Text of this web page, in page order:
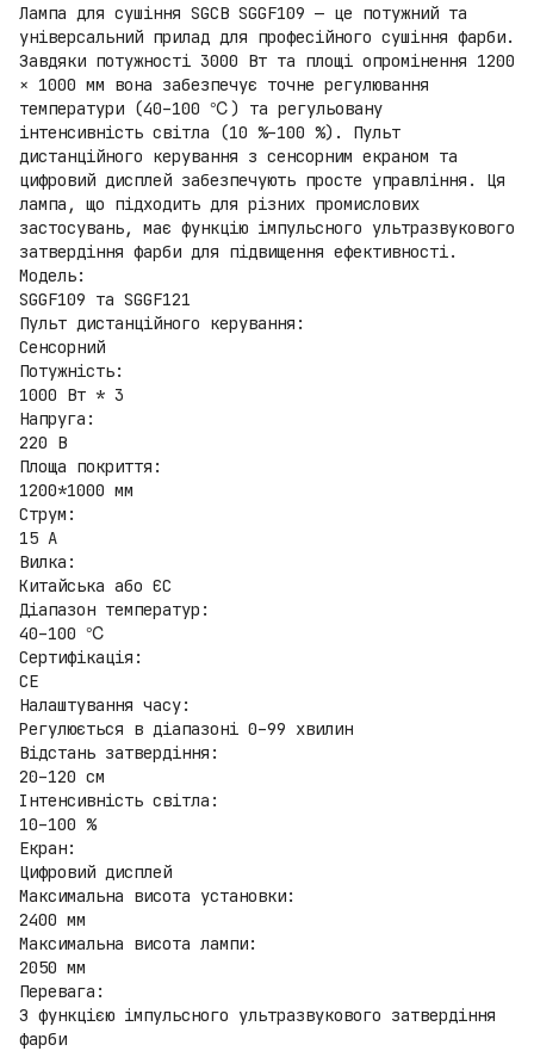
Лампа для сушіння SGCB SGGF109 — це потужний та
універсальний прилад для професійного сушіння фарби.
Завдяки потужності 3000 Вт та площі опромінення 1200
× 1000 мм вона забезпечує точне регулювання
температури (40–100 ℃) та регульовану
інтенсивність світла (10 %–100 %). Пульт
дистанційного керування з сенсорним екраном та
цифровий дисплей забезпечують просте управління. Ця
лампа, що підходить для різних промислових
застосувань, має функцію імпульсного ультразвукового
затвердіння фарби для підвищення ефективності.
Модель:
SGGF109 та SGGF121
Пульт дистанційного керування:
Сенсорний
Потужність:
1000 Вт * 3
Напруга:
220 В
Площа покриття:
1200*1000 мм
Струм:
15 А
Вилка:
Китайська або ЄС
Діапазон температур:
40–100 ℃
Сертифікація:
CE
Налаштування часу:
Регулюється в діапазоні 0–99 хвилин
Відстань затвердіння:
20–120 см
Інтенсивність світла:
10–100 %
Екран:
Цифровий дисплей
Максимальна висота установки:
2400 мм
Максимальна висота лампи:
2050 мм
Перевага:
З функцією імпульсного ультразвукового затвердіння
фарби